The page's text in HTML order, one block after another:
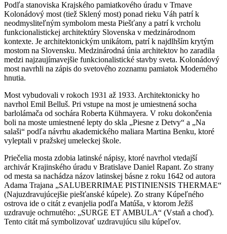
Podľa stanoviska Krajského pamiatkového úradu v Trnave
Kolonádový most (tiež Sklený most) ponad rieku Váh patrí k
neodmysliteľným symbolom mesta Piešťany a patrí k vrcholu
funkcionalistickej architektúry Slovenska v medzinárodnom
kontexte. Je architektonickým unikátom, patrí k najdlhším krytým
mostom na Slovensku. Medzinárodná únia architektov ho zaradila
medzi najzaujímavejšie funkcionalistické stavby sveta. Kolonádový
most navrhli na zápis do svetového zoznamu pamiatok Moderného
hnutia.
Most vybudovali v rokoch 1931 až 1933. Architektonicky ho
navrhol Emil Belluš. Pri vstupe na most je umiestnená socha
barlolámača od sochára Roberta Kühmayera. V roku dokončenia
boli na moste umiestnené lepty do skla „Piesne z Detvy“ a „Na
salaši“ podľa návrhu akademického maliara Martina Benku, ktoré
vyleptali v pražskej umeleckej škole.
Priečelia mosta zdobia latinské nápisy, ktoré navrhol vtedajší
archivár Krajinského úradu v Bratislave Daniel Rapant. Zo strany
od mesta sa nachádza názov latinskej básne z roku 1642 od autora
Adama Trajana „SALUBERRIMAE PISTINIENSIS THERMAE“
(Najuzdravujúcejšie piešťanské kúpele). Zo strany Kúpeľného
ostrova ide o citát z evanjelia podľa Matúša, v ktorom Ježiš
uzdravuje ochrnutého: „SURGE ET AMBULA“ (Vstaň a choď).
Tento citát má symbolizovať uzdravujúcu silu kúpeľov.